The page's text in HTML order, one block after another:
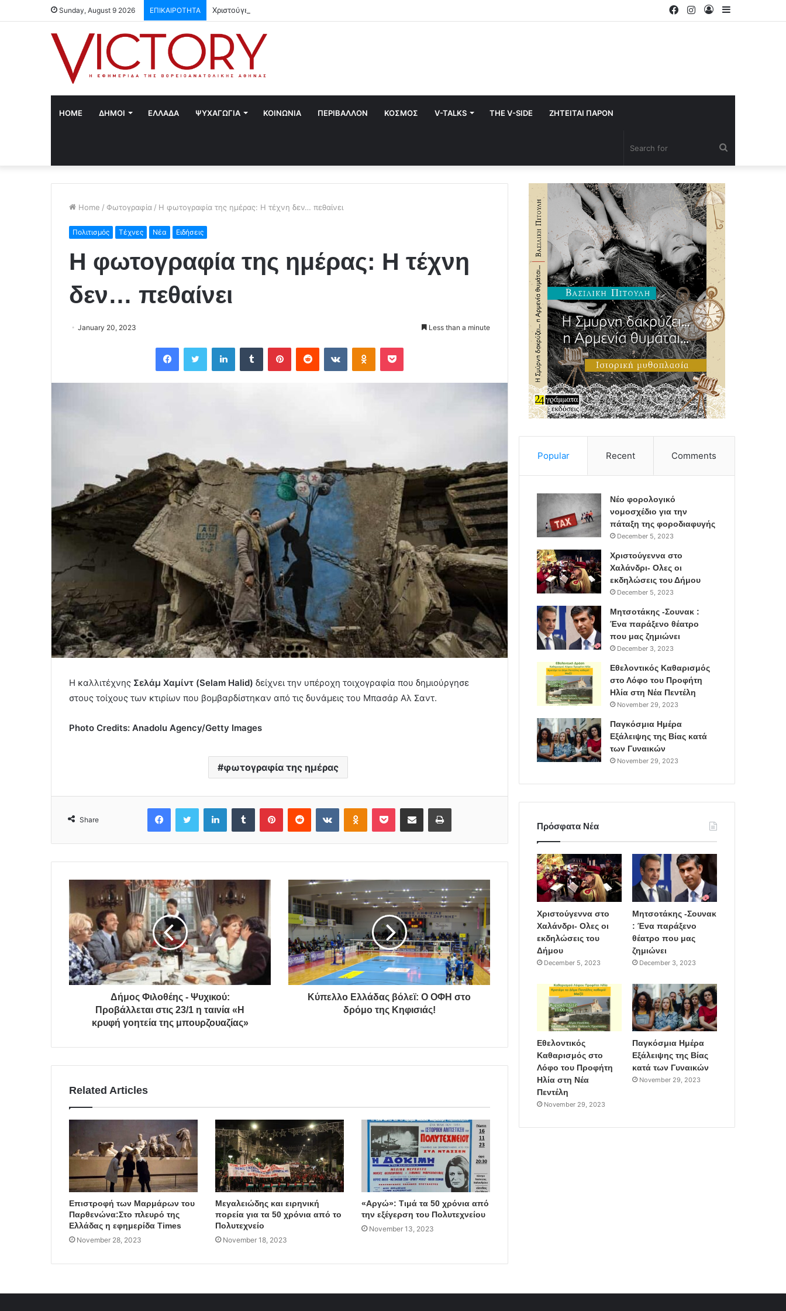
Sunday, August 9 2026 ΕΠΙΚΑΙΡΟΤΗΤΑ Χριστούγεννα στο Χαλάνδρι- Ολες οι εκδηλώσεις του Δήμου
Log
Instagram
Facebook
HOME ΔΗΜΟΙ ΕΛΛΑΔΑ ΨΥΧΑΓΩΓΙΑ ΚΟΙΝΩΝΙΑ ΠΕΡΙΒΑΛΛΟΝ ΚΟΣΜΟΣ V-TALKS THE V-SIDE ΖΗΤΕΙΤΑΙ ΠΑΡΟΝ
Home / Φωτογραφία / Η φωτογραφία της ημέρας: Η τέχνη δεν… πεθαίνει
Πολιτισμός Τέχνες Νέα Ειδήσεις
Η φωτογραφία της ημέρας: Η τέχνη
δεν… πεθαίνει
January 20, 2023 Less than a minute
Η καλλιτέχνης Σελάμ Χαμίντ (Selam Halid) δείχνει την υπέροχη τοιχογραφία που δημιούργησε
στους τοίχους των κτιρίων που βομβαρδίστηκαν από τις δυνάμεις του Μπασάρ Αλ Σαντ.
Photo Credits: Anadolu Agency/Getty Images
φωτογραφία της ημέρας
Share
Δήμος Φιλοθέης - Ψυχικού:
Προβάλλεται στις 23/1 η ταινία «Η
κρυφή γοητεία της μπουρζουαζίας»
Κύπελλο Ελλάδας βόλεϊ: Ο ΟΦΗ στο
δρόμο της Κηφισιάς!
Related Articles
Επιστροφή των Μαρμάρων του
Παρθενώνα:Στο πλευρό της
Ελλάδας η εφημερίδα Times
November 28, 2023
Μεγαλειώδης και ειρηνική
πορεία για τα 50 χρόνια από το
Πολυτεχνείο
November 18, 2023
«Αργώ»: Τιμά τα 50 χρόνια από
την εξέγερση του Πολυτεχνείου
November 13, 2023
Popular Recent Comments
Νέο φορολογικό
νομοσχέδιο για την
πάταξη της φοροδιαφυγής
December 5, 2023
Χριστούγεννα στο
Χαλάνδρι- Ολες οι
εκδηλώσεις του Δήμου
December 5, 2023
Μητσοτάκης -Σουνακ :
Ένα παράξενο θέατρο
που μας ζημιώνει
December 3, 2023
Εθελοντικός Καθαρισμός
στο Λόφο του Προφήτη
Ηλία στη Νέα Πεντέλη
November 29, 2023
Παγκόσμια Ημέρα
Εξάλειψης της Βίας κατά
των Γυναικών
November 29, 2023
Πρόσφατα Νέα
Χριστούγεννα στο
Χαλάνδρι- Ολες οι
εκδηλώσεις του
Δήμου
December 5, 2023
Μητσοτάκης -Σουνακ
: Ένα παράξενο
θέατρο που μας
ζημιώνει
December 3, 2023
Εθελοντικός
Καθαρισμός στο
Λόφο του Προφήτη
Ηλία στη Νέα
Πεντέλη
November 29, 2023
Παγκόσμια Ημέρα
Εξάλειψης της Βίας
κατά των Γυναικών
November 29, 2023